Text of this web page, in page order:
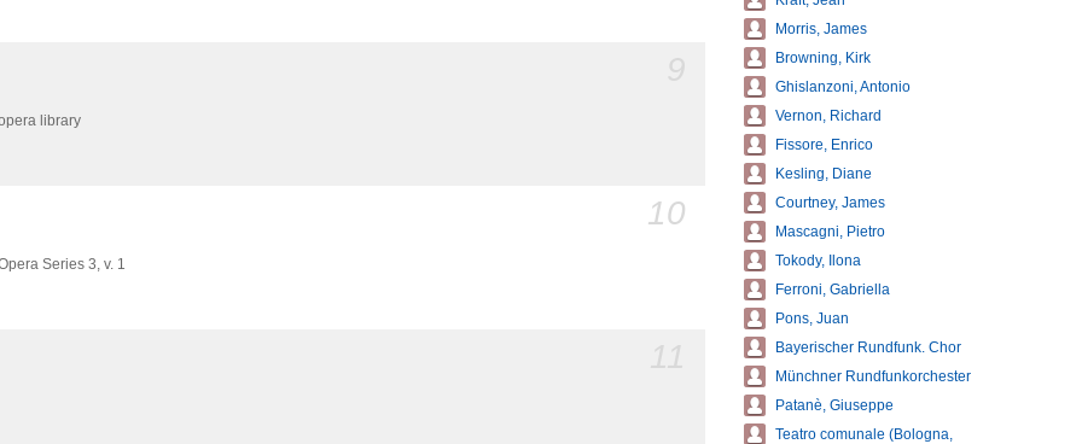
library
10
Series 3, v. 1
Morris, James
Browning, Kirk
Ghislanzoni, Antonio
Vernon, Richard
Fissore, Enrico
Kesling, Diane
Courtney, James
Mascagni, Pietro
Tokody, Ilona
Ferroni, Gabriella
Pons, Juan
Bayerischer Rundfunk. Chor
Münchner Rundfunkorchester
Patanè, Giuseppe
Teatro comunale (Bologna,